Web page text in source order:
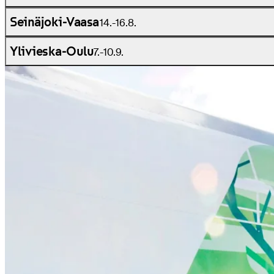
Seinäjoki-Vaasa14.-16.8.
Ylivieska-Oulu7.-10.9.